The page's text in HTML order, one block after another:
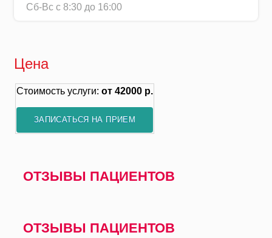
Сб-Вс с 8:30 до 16:00
Цена
Стоимость услуги: от 42000 р.
ЗАПИСАТЬСЯ НА ПРИЕМ
ОТЗЫВЫ ПАЦИЕНТОВ
ОТЗЫВЫ ПАЦИЕНТОВ